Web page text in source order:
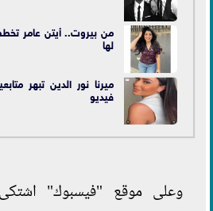
من بيروت.. أيتن عامر
لها
ميرنا نور الدين تبهر
فيديو